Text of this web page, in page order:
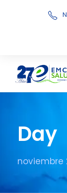
Day
noviembre